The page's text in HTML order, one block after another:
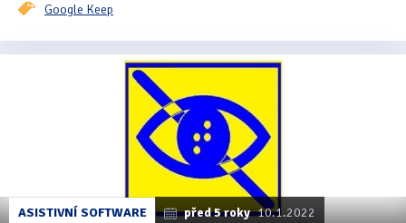
Pozvánky & oznámení
Pracuji sluchem(564)
Pracuji sluchem a hmatem(566)
(456)
Pracuji zrakem a sluchem(515)
Služby(115)
Google Keep
ASISTIVNÍ SOFTWARE před 5 roky 10.1.2022